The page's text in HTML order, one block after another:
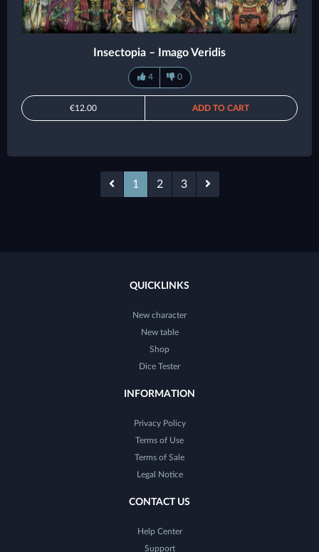
Insectopia – Imago Veridis
4 0
€12.00 ADD TO CART
1 2 3
QUICKLINKS
New character
New table
Shop
Dice Tester
INFORMATION
Privacy Policy
Terms of Use
Terms of Sale
Legal Notice
CONTACT US
Help Center
Support